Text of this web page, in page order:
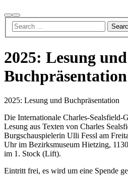
Search
Main
menu
2025: Lesung und
Buchpräsentation
2025: Lesung und Buchpräsentation
Die Internationale Charles-Sealsfield-
Lesung aus Texten von Charles
Burgschauspielerin Ulli Fessl am
Uhr im Bezirksmuseum Hietzing,
im 1. Stock (Lift).
Eintritt frei, es wird um eine Spende